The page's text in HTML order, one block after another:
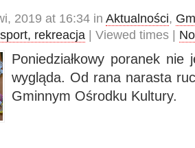
2019 at 16:34 in Aktualności,
rekreacja | Viewed times |
Poniedziałkowy poranek nie
wygląda. Od rana narasta
Gminnym Ośrodku Kultury.